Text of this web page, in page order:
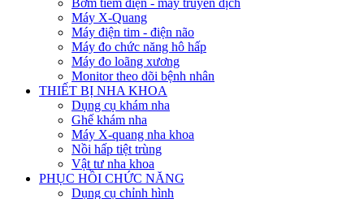
Bơm tiêm điện - máy truyền dịch
Máy X-Quang
Máy điện tim - điện não
Máy đo chức năng hô hấp
Máy đo loãng xương
Monitor theo dõi bệnh nhân
THIẾT BỊ NHA KHOA
Dụng cụ khám nha
Ghế khám nha
Máy X-quang nha khoa
Nồi hấp tiệt trùng
Vật tư nha khoa
PHỤC HỒI CHỨC NĂNG
Dụng cụ chỉnh hình